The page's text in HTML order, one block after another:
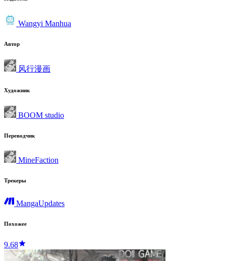
Wangyi Manhua
Автор
风行漫画
Художник
BOOM studio
Переводчик
MineFaction
Трекеры
MangaUpdates
Похожее
9.68